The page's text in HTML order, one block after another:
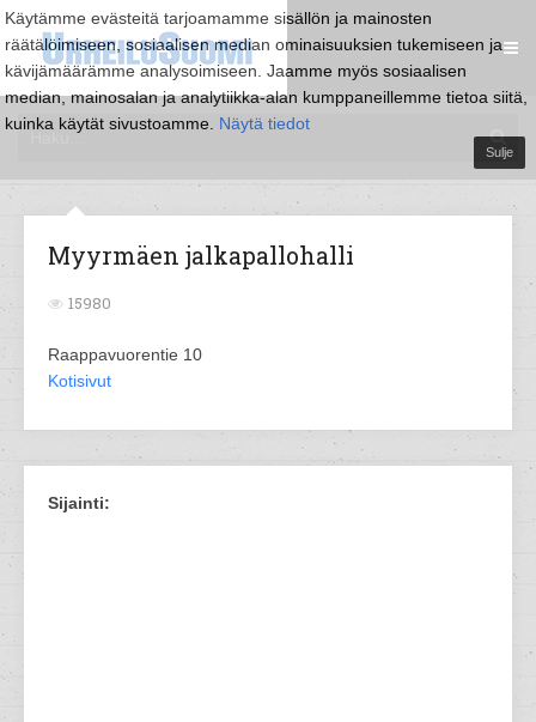
Käytämme evästeitä tarjoamamme sisällön ja mainosten
räätälöimiseen, sosiaalisen median ominaisuuksien tukemiseen ja
kävijämäärämme analysoimiseen. Jaamme myös sosiaalisen
median, mainosalan ja analytiikka-alan kumppaneillemme tietoa siitä,
kuinka käytät sivustoamme. Näytä tiedot
Sulje
Myyrmäen jalkapallohalli
15980
Raappavuorentie 10
Kotisivut
Sijainti: